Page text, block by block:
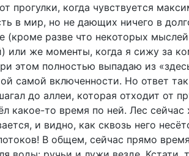
прогулки, когда чувствуется
в мир, но не дающих ничего в
(кроме разве что некоторых
или же моменты, когда я сижу за
этом полностью выпадаю из
самой включенности. Но ответ
до аллеи, которая отходит от
какое-то время по ней. Лес
и видно, как сквозь него
В общем, сейчас прямо